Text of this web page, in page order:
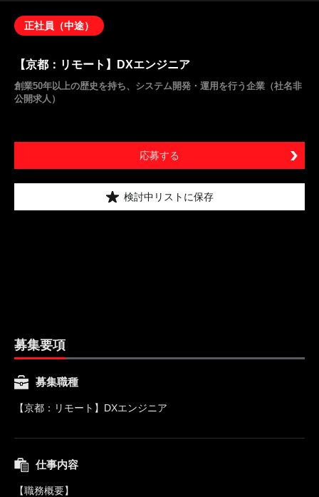
正社員（中途）
【京都：リモート】DXエンジニア
創業50年以上の歴史を持ち、システム開発・運用を行う企業（社名非
公開求人）
応募する
検討中リストに保存
募集要項
募集職種
【京都：リモート】DXエンジニア
仕事内容
【職務概要】